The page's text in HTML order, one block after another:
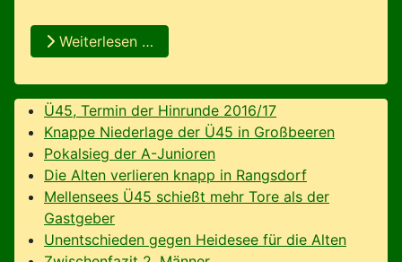
Weiterlesen …
Ü45, Termin der Hinrunde 2016/17
Knappe Niederlage der Ü45 in Großbeeren
Pokalsieg der A-Junioren
Die Alten verlieren knapp in Rangsdorf
Mellensees Ü45 schießt mehr Tore als der
Gastgeber
Unentschieden gegen Heidesee für die Alten